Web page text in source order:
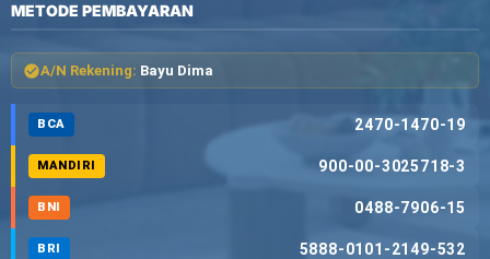
METODE PEMBAYARAN
A/N Rekening: Bayu Dima
BCA 2470-1470-19
MANDIRI 900-00-3025718-3
BNI 0488-7906-15
BRI 5888-0101-2149-532